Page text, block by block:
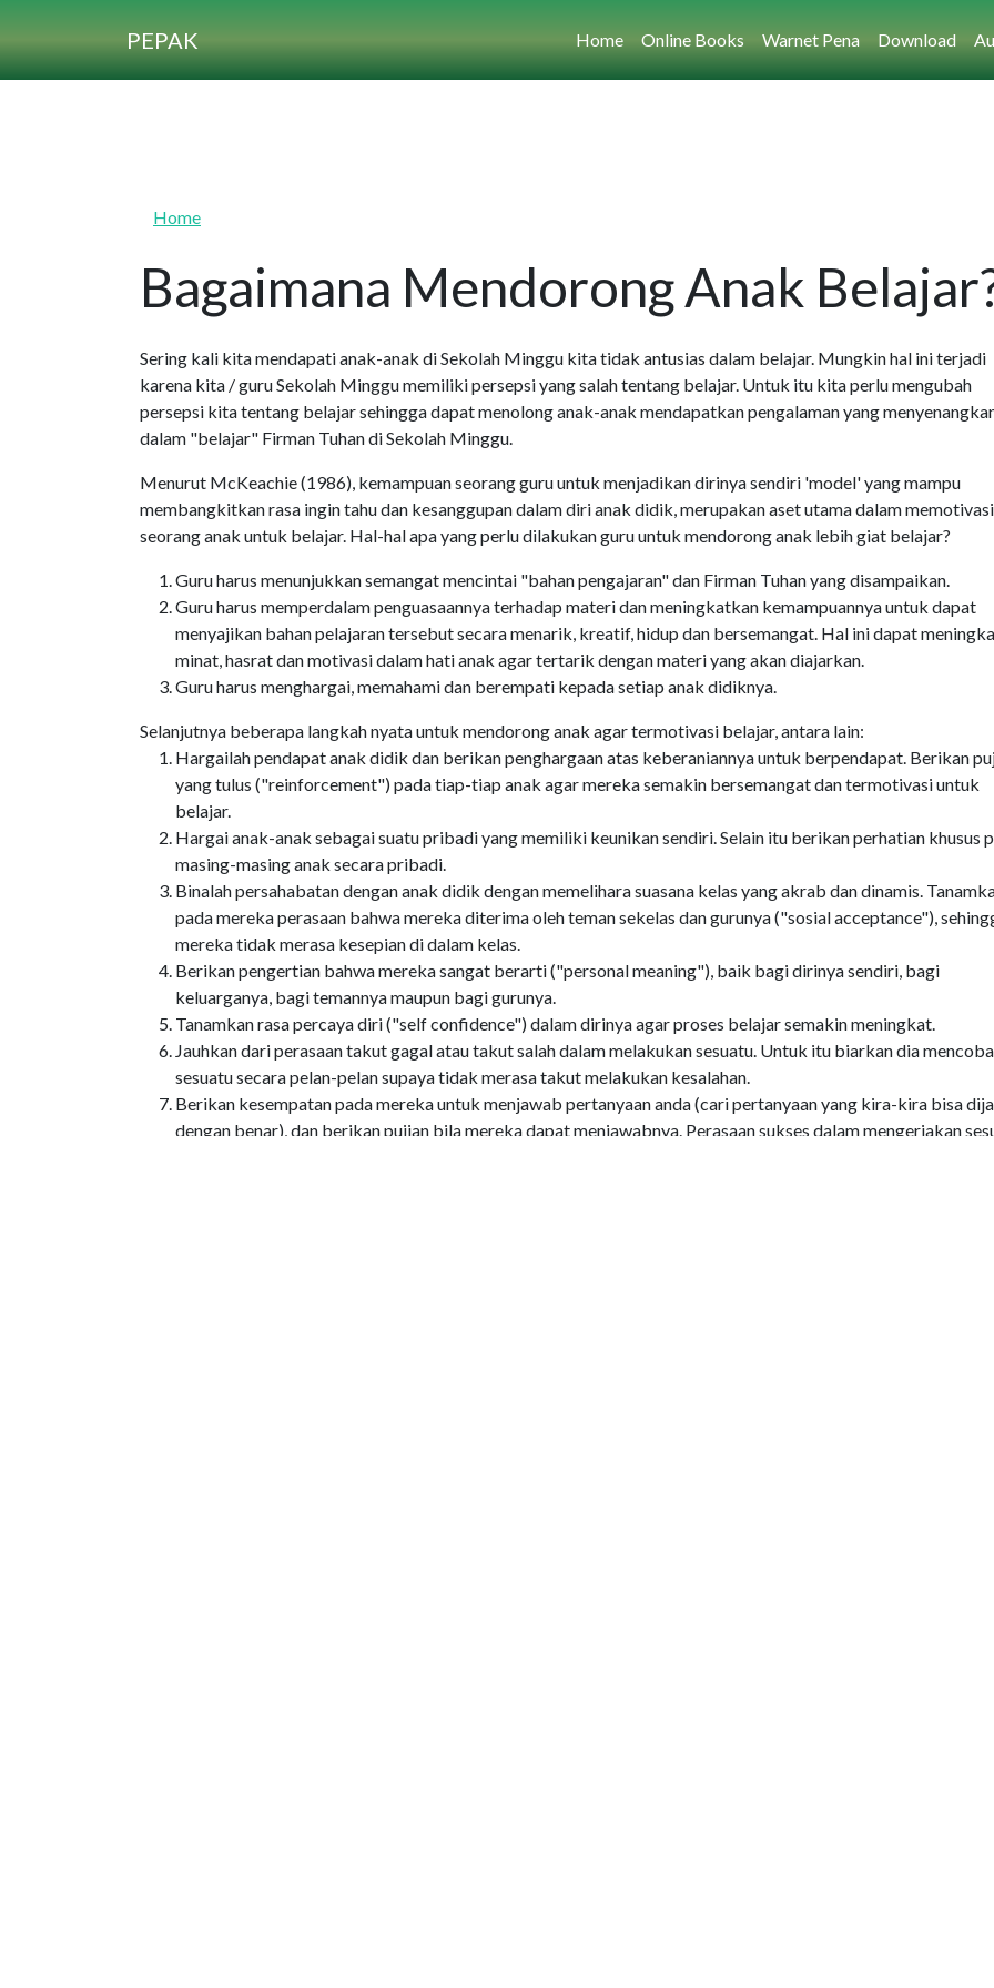
PEPAK Home Online Books Warnet Pena Download
Home
Bagaimana Mendorong Anak
Sering kali kita mendapati anak-anak di Sekolah Minggu kita tidak antusias dalam belajar. Mungkin hal ini terjadi
karena kita / guru Sekolah Minggu memiliki persepsi yang salah tentang belajar. Untuk itu kita perlu mengubah
persepsi kita tentang belajar sehingga dapat menolong anak-anak mendapatkan pengalaman yang
dalam "belajar" Firman Tuhan di Sekolah Minggu.
Menurut McKeachie (1986), kemampuan seorang guru untuk menjadikan dirinya sendiri 'model' yang mampu
membangkitkan rasa ingin tahu dan kesanggupan dalam diri anak didik, merupakan aset utama dalam memotivasi
seorang anak untuk belajar. Hal-hal apa yang perlu dilakukan guru untuk mendorong anak lebih giat belajar?
Guru harus menunjukkan semangat mencintai "bahan pengajaran" dan Firman Tuhan yang disampaikan.
Guru harus memperdalam penguasaannya terhadap materi dan meningkatkan kemampuannya untuk dapat
menyajikan bahan pelajaran tersebut secara menarik, kreatif, hidup dan bersemangat. Hal ini dapat
minat, hasrat dan motivasi dalam hati anak agar tertarik dengan materi yang akan diajarkan.
Guru harus menghargai, memahami dan berempati kepada setiap anak didiknya.
Selanjutnya beberapa langkah nyata untuk mendorong anak agar termotivasi belajar, antara lain:
Hargailah pendapat anak didik dan berikan penghargaan atas keberaniannya untuk berpendapat. Berikan
yang tulus ("reinforcement") pada tiap-tiap anak agar mereka semakin bersemangat dan termotivasi untuk
belajar.
Hargai anak-anak sebagai suatu pribadi yang memiliki keunikan sendiri. Selain itu berikan perhatian khusus
masing-masing anak secara pribadi.
Binalah persahabatan dengan anak didik dengan memelihara suasana kelas yang akrab dan dinamis.
pada mereka perasaan bahwa mereka diterima oleh teman sekelas dan gurunya ("sosial acceptance"),
mereka tidak merasa kesepian di dalam kelas.
Berikan pengertian bahwa mereka sangat berarti ("personal meaning"), baik bagi dirinya sendiri, bagi
keluarganya, bagi temannya maupun bagi gurunya.
Tanamkan rasa percaya diri ("self confidence") dalam dirinya agar proses belajar semakin meningkat.
Jauhkan dari perasaan takut gagal atau takut salah dalam melakukan sesuatu. Untuk itu biarkan dia mencoba
sesuatu secara pelan-pelan supaya tidak merasa takut melakukan kesalahan.
Berikan kesempatan pada mereka untuk menjawab pertanyaan anda (cari pertanyaan yang kira-kira bisa
dengan benar), dan berikan pujian bila mereka dapat menjawabnya. Perasaan sukses dalam mengerjakan